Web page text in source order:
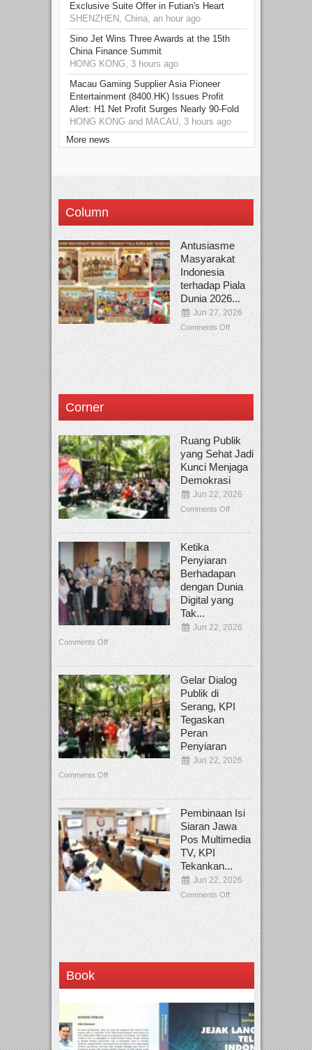
Exclusive Suite Offer in Futian's Heart
SHENZHEN, China, an hour ago
Sino Jet Wins Three Awards at the 15th
China Finance Summit
HONG KONG, 3 hours ago
Macau Gaming Supplier Asia Pioneer
Entertainment (8400.HK) Issues Profit
Alert: H1 Net Profit Surges Nearly 90-Fold
HONG KONG and MACAU, 3 hours ago
More news
Column
Antusiasme
Masyarakat
Indonesia
terhadap Piala
Dunia 2026...
Jun 27, 2026
Comments Off
Corner
Ruang Publik
yang Sehat Jadi
Kunci Menjaga
Demokrasi
Jun 22, 2026
Comments Off
Ketika
Penyiaran
Berhadapan
dengan Dunia
Digital yang
Tak...
Jun 22, 2026
Comments Off
Gelar Dialog
Publik di
Serang, KPI
Tegaskan
Peran
Penyiaran
Jun 22, 2026
Comments Off
Pembinaan Isi
Siaran Jawa
Pos Multimedia
TV, KPI
Tekankan...
Jun 22, 2026
Comments Off
Book